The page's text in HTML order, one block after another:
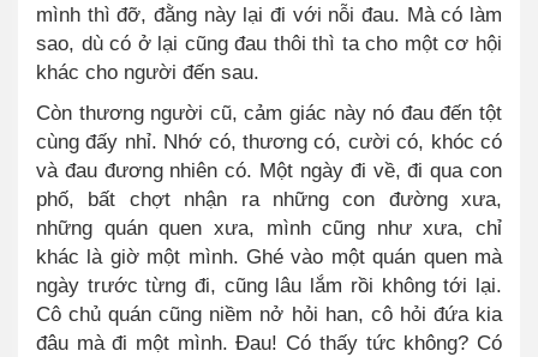
mình thì đỡ, đằng này lại đi với nỗi đau. Mà có làm
sao, dù có ở lại cũng đau thôi thì ta cho một cơ hội
khác cho người đến sau.
Còn thương người cũ, cảm giác này nó đau đến tột
cùng đấy nhỉ. Nhớ có, thương có, cười có, khóc có
và đau đương nhiên có. Một ngày đi về, đi qua con
phố, bất chợt nhận ra những con đường xưa,
những quán quen xưa, mình cũng như xưa, chỉ
khác là giờ một mình. Ghé vào một quán quen mà
ngày trước từng đi, cũng lâu lắm rồi không tới lại.
Cô chủ quán cũng niềm nở hỏi han, cô hỏi đứa kia
đâu mà đi một mình. Đau! Có thấy tức không? Có